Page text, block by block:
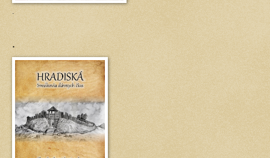
.
.